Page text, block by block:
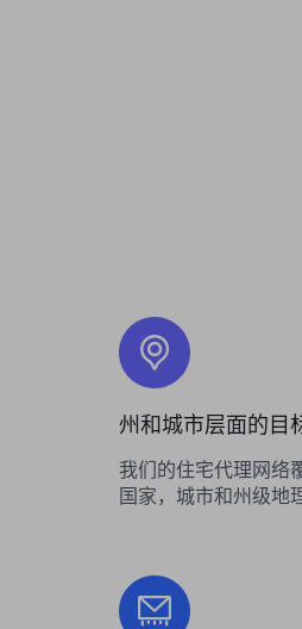
州和城市层面的目
我们的住宅代理网络
国家，城市和州级地